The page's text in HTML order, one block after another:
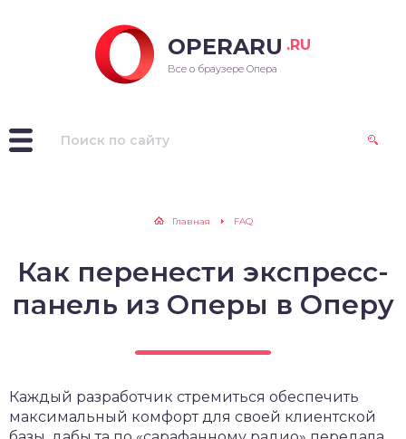
OPERARU .RU
Все о браузере Опера
Главная FAQ
Как перенести экспресс-
панель из Оперы в Оперу
Каждый разработчик стремиться обеспечить
максимальный комфорт для своей клиентской
для Windows
для Linux